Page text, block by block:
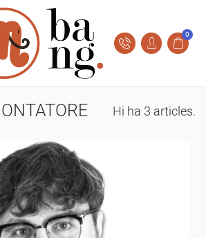
0
Hi ha 3 articles.